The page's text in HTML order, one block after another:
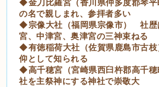
◆金刀比羅宮（香川県仲多度郡琴
の名で親しまれ、参拝者多い
◆宗像大社（福岡県宗像市） 社歴
宮、中津宮、奥津宮の三神束ねる
◆有徳稲荷大社（佐賀県鹿島市古
仰として知られる
◆高千穂宮（宮崎県西臼杵郡高千
社を主祭神にする神社で崇敬大